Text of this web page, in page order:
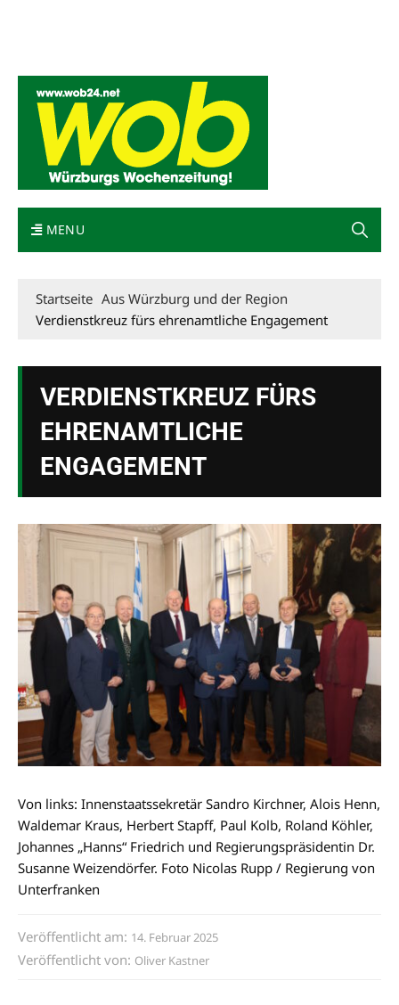
MENU
Startseite Aus Würzburg und der Region
Verdienstkreuz fürs ehrenamtliche Engagement
VERDIENSTKREUZ FÜRS
EHRENAMTLICHE
ENGAGEMENT
Von links: Innenstaatssekretär Sandro Kirchner, Alois Henn,
Waldemar Kraus, Herbert Stapff, Paul Kolb, Roland Köhler,
Johannes „Hanns“ Friedrich und Regierungspräsidentin Dr.
Susanne Weizendörfer. Foto Nicolas Rupp / Regierung von
Unterfranken
Veröffentlicht am: 14. Februar 2025
Veröffentlicht von: Oliver Kastner